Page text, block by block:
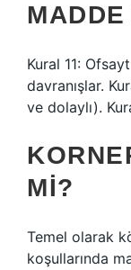
Kural 11:
davranışlar.
ve dolaylı).
MI?
Temel olarak
koşullarında